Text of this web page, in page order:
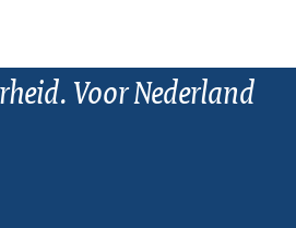
Voor Nederland